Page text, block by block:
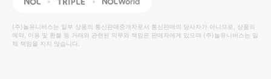
높
은
순
동
영
상
NOL Triple Interpark Global
(주)놀유니버스는 일부 상품의 통신판매중개자로서 통신판매의 당사자가 아니므로, 상품의
예약, 이용 및 환불 등 거래와 관련된 의무와 책임은 판매자에게 있으며 (주)놀유니버스는 일
체 책임을 지지 않습니다.